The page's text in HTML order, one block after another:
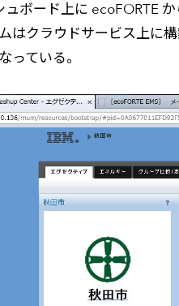
ボード上に ecoFORTE
はクラウドサービス上に
っている。